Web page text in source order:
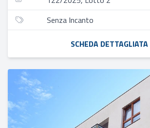
Senza Incanto
SCHEDA DETTAGLIATA